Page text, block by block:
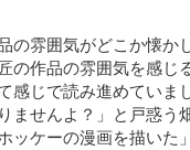
の雰囲気がどこか懐か
の作品の雰囲気を感じ
感じで読み進めていま
ませんよ？」と戸惑う
ッケーの漫画を描いた